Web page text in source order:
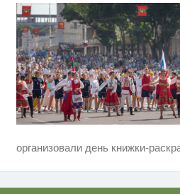
организовали день книжки-
Крыма: Что люди